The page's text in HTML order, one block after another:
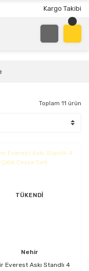
Kargo Takibi
Toplam 11 ürün
TÜKENDİ
Nehir
Everest Askı Standlı 4